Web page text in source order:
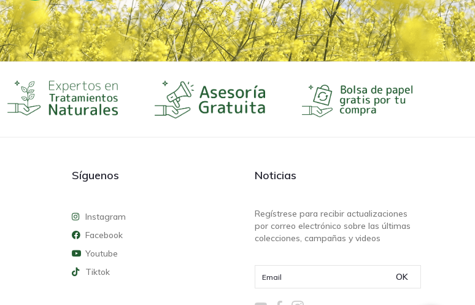
Síguenos
Instagram
Facebook
Youtube
Tiktok
Noticias
Regístrese para recibir actualizaciones
por correo electrónico sobre las últimas
colecciones, campañas y videos
OK